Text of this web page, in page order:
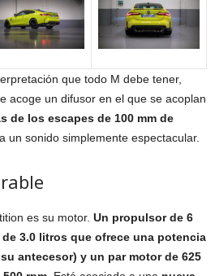
que todo M debe tener,
acoge un difusor en el que se acoplan
de los escapes de 100 mm de
un sonido simplemente espectacular.
es su motor. Un propulsor de 6
3.0 litros que ofrece una potencia
antecesor) y un par motor de 625